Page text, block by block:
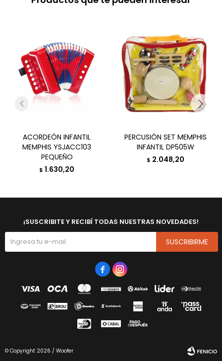
ACORDEÓN INFANTIL
MEMPHIS YSJACC103
PEQUEÑO
$ 1.630,20
PERCUSIÓN SET MEMPHIS
INFANTIL DP505W
$ 2.048,20
¡SUSCRIBITE Y RECIBÍ TODAS NUESTRAS NOVEDADES!
SUSCRIBIRME
 
© Copyright 2026 / Woofer